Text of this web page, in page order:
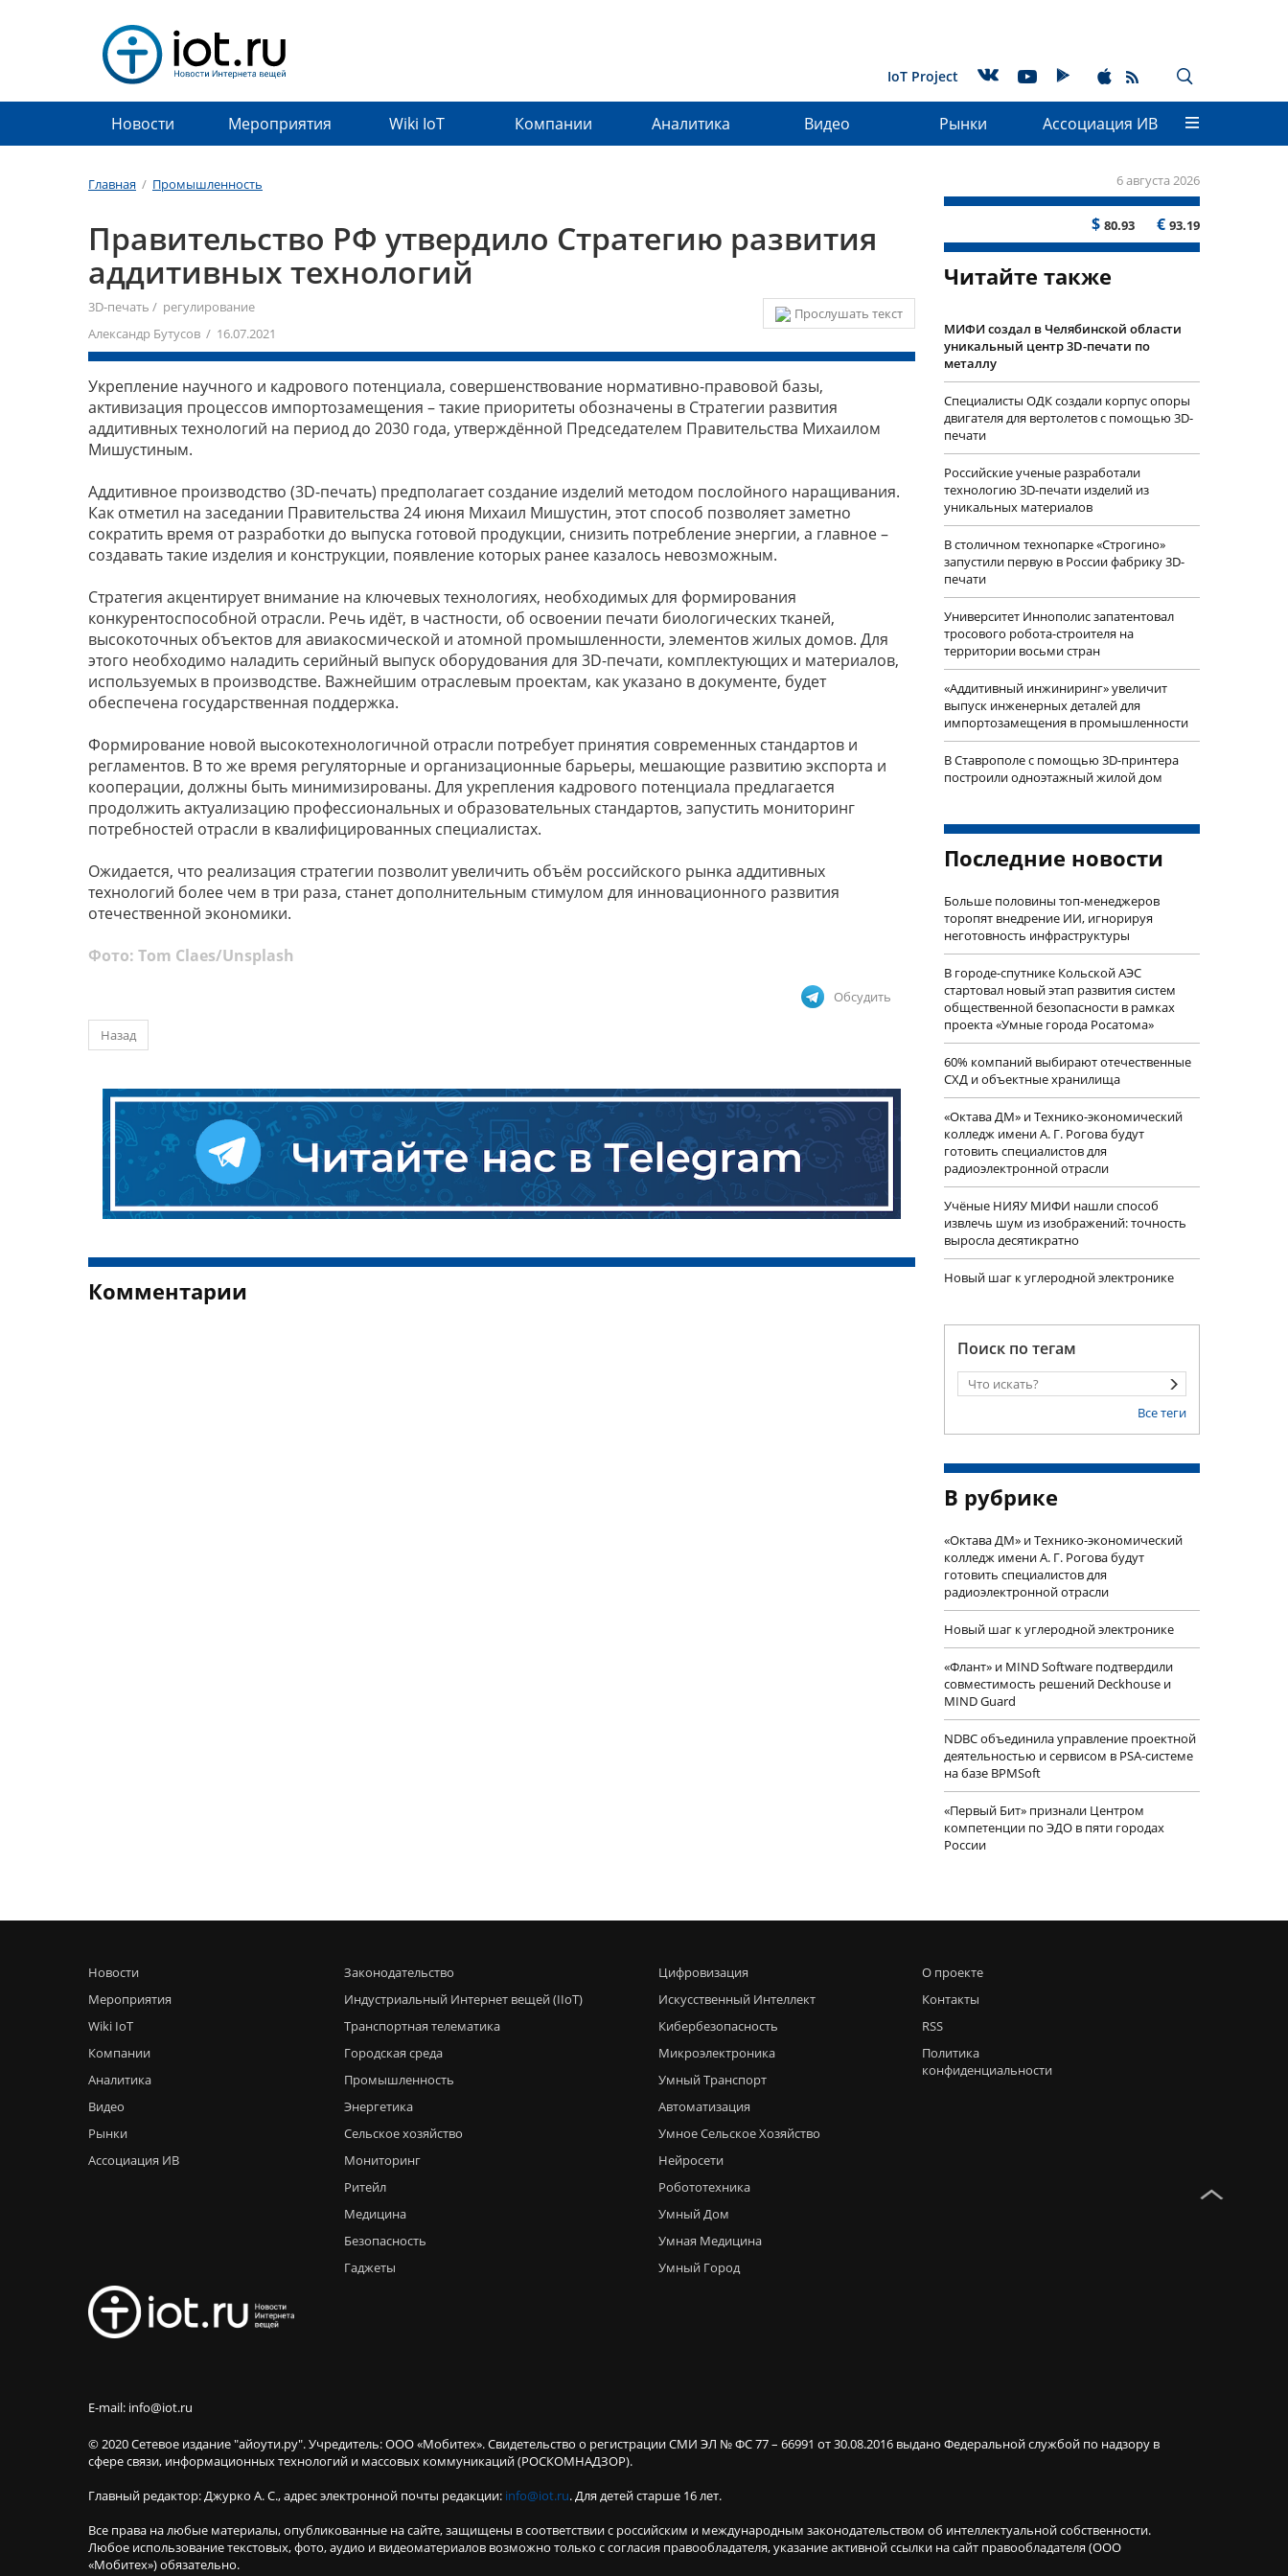
IoT Project
Новости Мероприятия Wiki IoT Компании Аналитика Видео Рынки Ассоциация ИВ
Главная / Промышленность 6 августа 2026
$ 80.93 € 93.19
Правительство РФ утвердило Стратегию развития
аддитивных технологий
Прослушать текст
3D-печать / регулирование
Александр Бутусов / 16.07.2021
Укрепление научного и кадрового потенциала, совершенствование нормативно-правовой базы,
активизация процессов импортозамещения – такие приоритеты обозначены в Стратегии развития
аддитивных технологий на период до 2030 года, утверждённой Председателем Правительства Михаилом
Мишустиным.
Аддитивное производство (3D-печать) предполагает создание изделий методом послойного наращивания.
Как отметил на заседании Правительства 24 июня Михаил Мишустин, этот способ позволяет заметно
сократить время от разработки до выпуска готовой продукции, снизить потребление энергии, а главное –
создавать такие изделия и конструкции, появление которых ранее казалось невозможным.
Стратегия акцентирует внимание на ключевых технологиях, необходимых для формирования
конкурентоспособной отрасли. Речь идёт, в частности, об освоении печати биологических тканей,
высокоточных объектов для авиакосмической и атомной промышленности, элементов жилых домов. Для
этого необходимо наладить серийный выпуск оборудования для 3D-печати, комплектующих и материалов,
используемых в производстве. Важнейшим отраслевым проектам, как указано в документе, будет
обеспечена государственная поддержка.
Формирование новой высокотехнологичной отрасли потребует принятия современных стандартов и
регламентов. В то же время регуляторные и организационные барьеры, мешающие развитию экспорта и
кооперации, должны быть минимизированы. Для укрепления кадрового потенциала предлагается
продолжить актуализацию профессиональных и образовательных стандартов, запустить мониторинг
потребностей отрасли в квалифицированных специалистах.
Ожидается, что реализация стратегии позволит увеличить объём российского рынка аддитивных
технологий более чем в три раза, станет дополнительным стимулом для инновационного развития
отечественной экономики.
Фото: Tom Claes/Unsplash
Обсудить
Назад
Комментарии
Читайте также
МИФИ создал в Челябинской области
уникальный центр 3D-печати по
металлу
Специалисты ОДК создали корпус опоры
двигателя для вертолетов с помощью 3D-
печати
Российские ученые разработали
технологию 3D-печати изделий из
уникальных материалов
В столичном технопарке «Строгино»
запустили первую в России фабрику 3D-
печати
Университет Иннополис запатентовал
тросового робота-строителя на
территории восьми стран
«Аддитивный инжиниринг» увеличит
выпуск инженерных деталей для
импортозамещения в промышленности
В Ставрополе с помощью 3D-принтера
построили одноэтажный жилой дом
Последние новости
Больше половины топ-менеджеров
торопят внедрение ИИ, игнорируя
неготовность инфраструктуры
В городе-спутнике Кольской АЭС
стартовал новый этап развития систем
общественной безопасности в рамках
проекта «Умные города Росатома»
60% компаний выбирают отечественные
СХД и объектные хранилища
«Октава ДМ» и Технико-экономический
колледж имени А. Г. Рогова будут
готовить специалистов для
радиоэлектронной отрасли
Учëные НИЯУ МИФИ нашли способ
извлечь шум из изображений: точность
выросла десятикратно
Новый шаг к углеродной электронике
Поиск по тегам
Все теги
В рубрике
«Октава ДМ» и Технико-экономический
колледж имени А. Г. Рогова будут
готовить специалистов для
радиоэлектронной отрасли
Новый шаг к углеродной электронике
«Флант» и MIND Software подтвердили
совместимость решений Deckhouse и
MIND Guard
NDBC объединила управление проектной
деятельностью и сервисом в PSA-системе
на базе BPMSoft
«Первый Бит» признали Центром
компетенции по ЭДО в пяти городах
России
Новости
Мероприятия
Wiki IoT
Компании
Аналитика
Видео
Рынки
Ассоциация ИВ
Законодательство
Индустриальный Интернет вещей (IIoT)
Транспортная телематика
Городская среда
Промышленность
Энергетика
Сельское хозяйство
Мониторинг
Ритейл
Медицина
Безопасность
Гаджеты
Цифровизация
Искусственный Интеллект
Кибербезопасность
Микроэлектроника
Умный Транспорт
Автоматизация
Умное Сельское Хозяйство
Нейросети
Робототехника
Умный Дом
Умная Медицина
Умный Город
О проекте
Контакты
RSS
Политика
конфиденциальности
E-mail: info@iot.ru
© 2020 Сетевое издание "айоути.ру". Учредитель: ООО «Мобитех». Свидетельство о регистрации СМИ ЭЛ № ФС 77 – 66991 от 30.08.2016 выдано Федеральной службой по надзору в
сфере связи, информационных технологий и массовых коммуникаций (РОСКОМНАДЗОР).
Главный редактор: Джурко А. С., адрес электронной почты редакции: info@iot.ru. Для детей старше 16 лет.
Все права на любые материалы, опубликованные на сайте, защищены в соответствии с российским и международным законодательством об интеллектуальной собственности.
Любое использование текстовых, фото, аудио и видеоматериалов возможно только с согласия правообладателя, указание активной ссылки на сайт правообладателя (ООО
«Мобитех») обязательно.